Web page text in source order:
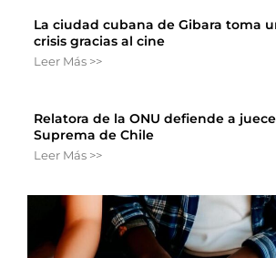
La ciudad cubana de Gibara toma
crisis gracias al cine
Leer Más >>
Relatora de la ONU defiende a
Suprema de Chile
Leer Más >>